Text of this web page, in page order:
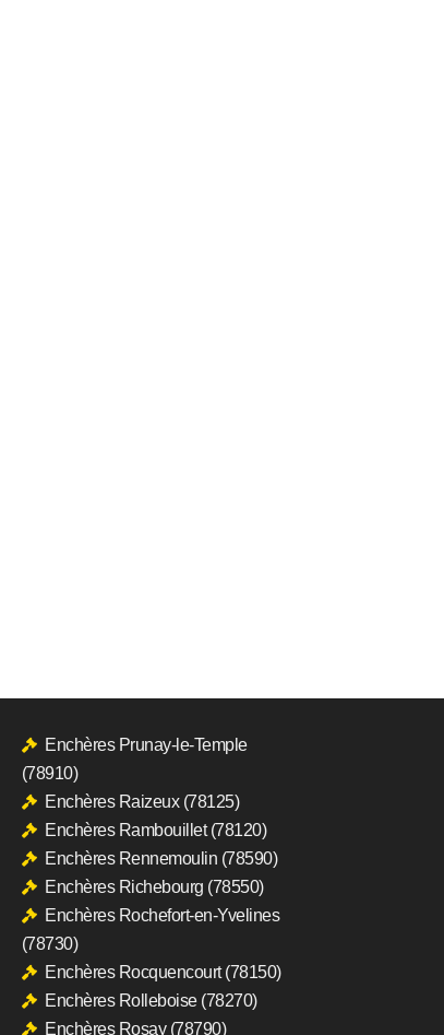
Enchères Prunay-le-Temple
(78910)
Enchères Raizeux (78125)
Enchères Rambouillet (78120)
Enchères Rennemoulin (78590)
Enchères Richebourg (78550)
Enchères Rochefort-en-Yvelines
(78730)
Enchères Rocquencourt (78150)
Enchères Rolleboise (78270)
Enchères Rosay (78790)